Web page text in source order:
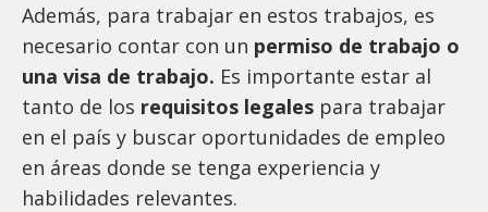
Además, para trabajar en estos trabajos, es
necesario contar con un permiso de trabajo o
una visa de trabajo. Es importante estar al
tanto de los requisitos legales para trabajar
en el país y buscar oportunidades de empleo
en áreas donde se tenga experiencia y
habilidades relevantes.